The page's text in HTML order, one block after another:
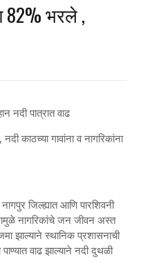
82% भरले ,
पात्रात वाढ
काठच्या गावांना व नागरिकांना
जिल्ह्यात आणि पारशिवनी
नागरिकांचे जन जीवन अस्त
झाल्याने स्थानिक प्रशासनाची
वाढ झाल्याने नदी दुथळी